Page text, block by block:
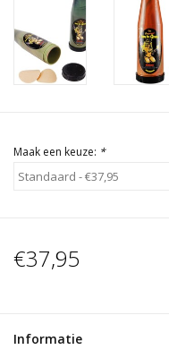
Maak een keuze: *
€37,95
Informatie